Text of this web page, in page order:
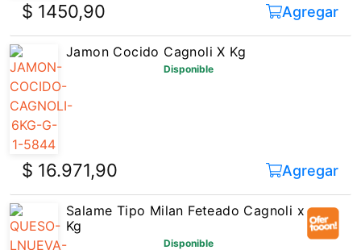
$ 1450,90 Agregar
Jamon Cocido Cagnoli X Kg
Disponible
$ 16.971,90 Agregar
Salame Tipo Milan Feteado Cagnoli x
Kg
Disponible